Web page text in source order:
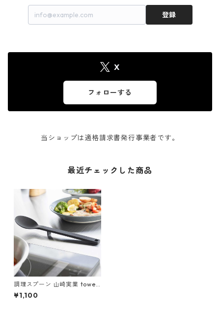
登録
X
フォローする
当ショップは適格請求書発行事業者です。
最近チェックした商品
調理スプーン 山崎実業 tower
タワー シリコーン調理スプー
ン S ブラック
¥1,100